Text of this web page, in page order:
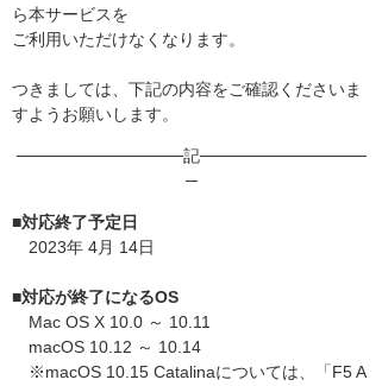
ら本サービスを
ご利用いただけなくなります。
つきましては、下記の内容をご確認くださいま
すようお願いします。
──────────────記──────────────
─
■対応終了予定日
2023年 4月 14日
■対応が終了になるOS
Mac OS X 10.0 ～ 10.11
macOS 10.12 ～ 10.14
※macOS 10.15 Catalinaについては、「F5 A